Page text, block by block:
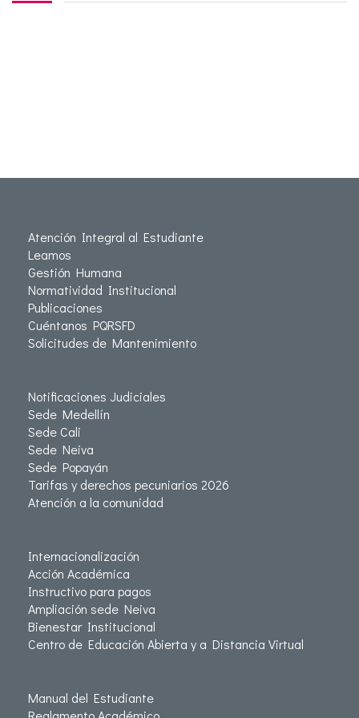
Atención Integral al Estudiante
Leamos
Gestión Humana
Normatividad Institucional
Publicaciones
Cuéntanos PQRSFD
Solicitudes de Mantenimiento
Notificaciones Judiciales
Sede Medellín
Sede Cali
Sede Neiva
Sede Popayán
Tarifas y derechos pecuniarios 2026
Atención a la comunidad
Internacionalización
Acción Académica
Instructivo para pagos
Ampliación sede Neiva
Bienestar Institucional
Centro de Educación Abierta y a Distancia Virtual
Manual del Estudiante